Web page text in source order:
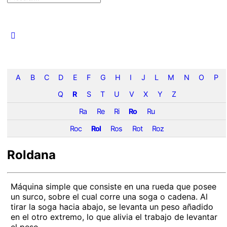
A B C D E F G H I J L M N O
P
Q
R S T U V X Y
Z
Ra
Re Ri Ro
Ru
Roc
Rol Ros Rot Roz
Roldana
Máquina simple que consiste en una rueda que posee
un surco, sobre el cual corre una soga o cadena. Al
tirar la soga hacia abajo, se levanta un peso añadido
en el otro extremo, lo que alivia el trabajo de levantar